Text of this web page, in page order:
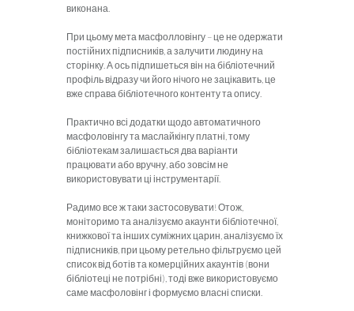
виконана.
При цьому мета масфолловінгу – це не одержати
постійних підписників, а залучити людину на
сторінку. А ось підпишеться він на бібліотечний
профіль відразу чи його нічого не зацікавить, це
вже справа бібліотечного контенту та опису.
Практично всі додатки щодо автоматичного
масфоловінгу та маслайкінгу платні, тому
бібліотекам залишається два варіанти
працювати або вручну, або зовсім не
використовувати ці інструментарії.
Радимо все ж таки застосовувати! Отож,
моніторимо та аналізуємо акаунти бібліотечної,
книжкової та інших суміжних царин, аналізуємо їх
підписників, при цьому ретельно фільтруємо цей
список від ботів та комерційних акаунтів (вони
бібліотеці не потрібні), тоді вже використовуємо
саме масфоловінг і формуємо власні списки.